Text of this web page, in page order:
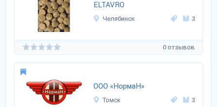
ELTAVRO
Челябинск 3
0 отзывов
ООО «НормаН»
Томск 3